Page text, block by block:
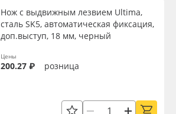
Нож с выдвижным лезвием Ultima,
сталь SK5, автоматическая фиксация,
доп.выступ, 18 мм, черный
Цены
200.27 ₽ розница